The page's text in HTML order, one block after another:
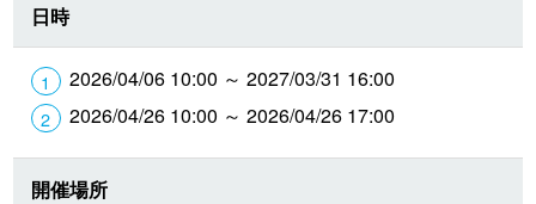
日時
2026/04/06 10:00 ～ 2027/03/31 16:00
2026/04/26 10:00 ～ 2026/04/26 17:00
開催場所